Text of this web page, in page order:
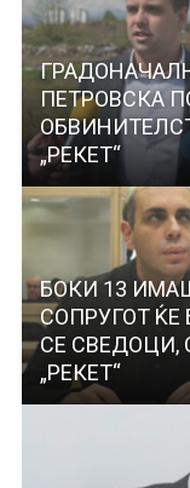
ПЕТРОВСКА
„РЕКЕТ“
БОКИ 13
СОПРУГОТ ЌЕ
СЕ СВЕДОЦИ,
„РЕКЕТ“